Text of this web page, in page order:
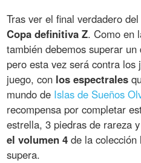
Tras ver el final verdadero
Copa definitiva Z. Como en
también debemos superar un
pero esta vez será contra los
juego, con los espectrales
mundo de Islas de Sueños
recompensa por completar
estrella, 3 piedras de rareza
el volumen 4 de la
supera.